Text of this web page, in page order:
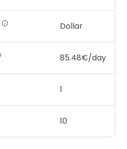
Dollar
85.48€/day
1
10